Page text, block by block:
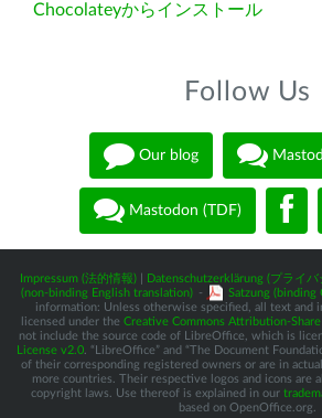
Chocolateyからインストール
Follow Us
Our blog
Mastodon (TDF)
Impressum (法的情報) Datenschutzerklärung (プライ
(non-binding English translation) - Satzung (binding
information: Unless otherwise specified, all text and
licensed under the Creative Commons Attribution-
not include the source code of LibreOffice, which is
License v2.0 . “LibreOffice” and “The Document
of their corresponding registered owners or are in
more countries. Their respective logos and icons are
copyright laws. Use thereof is explained in our
based on OpenOffice.org.